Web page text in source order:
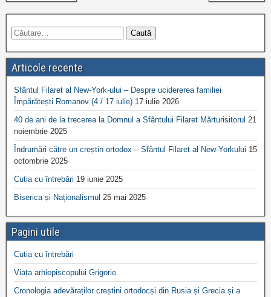
Articole recente
Sfântul Filaret al New-York-ului – Despre ucidererea familiei
Împărătești Romanov (4 / 17 iulie) 17 iulie 2026
40 de ani de la trecerea la Domnul a Sfântului Filaret Mărturisitorul 21
noiembrie 2025
Îndrumări către un creștin ortodox – Sfântul Filaret al New-Yorkului 15
octombrie 2025
Cutia cu întrebări 19 iunie 2025
Biserica și Naționalismul 25 mai 2025
Pagini utile
Cutia cu întrebări
Viața arhiepiscopului Grigorie
Cronologia adevăraților creștini ortodocși din Rusia și Grecia și a